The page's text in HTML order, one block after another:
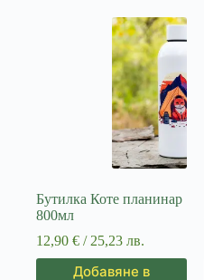
Бутилка Коте планинар
800мл
12,90 € / 25,23 лв.
Добавяне в